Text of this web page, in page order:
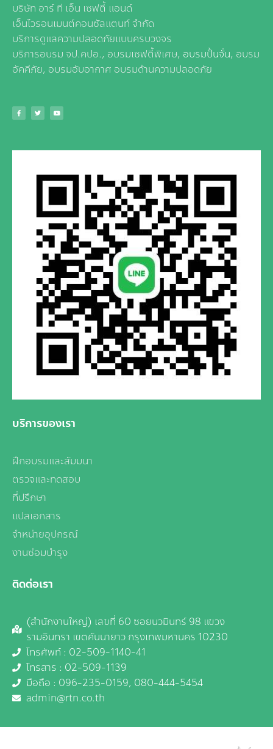
บริษัท อาร์ ที เอ็น เซฟตี้ แอนด์
เอ็นไวรอนเมนต์คอนซัลแตนท์ จำกัด
บริการดูแลความปลอดภัยแบบครบวงจร
บริการอบรม จป.คปอ., อบรมเซฟตี้พิเศษ, อบรมปั้นจั่น, อบรม
อัคคีภัย, อบรมอับอากาศ อบรมด้านความปลอดภัย
บริการของเรา
ฝึกอบรมและสัมมนา
ตรวจและทดสอบ
ที่ปรึกษา
แปลเอกสาร
จำหน่ายอุปกรณ์
งานซ่อมบำรุง
ติดต่อเรา
(สำนักงานใหญ่) เลขที่ 60 ซอยนวมินทร์ 98 แขวง
รามอินทรา เขตคันนายาว กรุงเทพมหานคร 10230
โทรศัพท์ : 02-509-1140-41
โทรสาร : 02-509-1139
มือถือ : 096-235-0159, 080-444-5454
admin@rtn.co.th